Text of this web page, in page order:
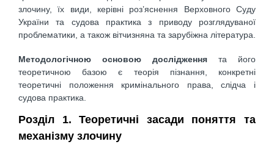
злочину, їх види, керівні роз’яснення Верховного Суду
України та судова практика з приводу розглядуваної
проблематики, а також вітчизняна та зарубіжна література.
Методологічною основою дослідження та його
теоретичною базою є теорія пізнання, конкретні
теоретичні положення кримінального права, слідча і
судова практика.
Розділ 1. Теоретичні засади поняття та
механізму злочину